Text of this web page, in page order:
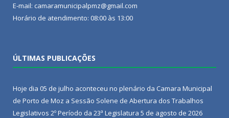
E-mail: camaramunicipalpmz@gmail.com
Horário de atendimento: 08:00 às 13:00
ÚLTIMAS PUBLICAÇÕES
Hoje dia 05 de julho aconteceu no plenário da Camara Municipal
de Porto de Moz a Sessão Solene de Abertura dos Trabalhos
Legislativos 2º Período da 23ª Legislatura 5 de agosto de 2026